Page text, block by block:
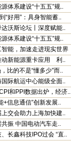
源体系建设“十五五”规..
“好用”：具身智能蓄..
沃斯论坛丨深度赋能..
源体系建设“十五五”规..
智能，加速走进现实世界
动新能源重卡应用 利..
比的不是“懂多少”而..
际航运中心能级全面..
和PPI数据出炉，经济..
+信息通信”创新发展..
交会助力上海加快建..
振 中国电动汽车走..
长鑫科技IPO过会 “直..